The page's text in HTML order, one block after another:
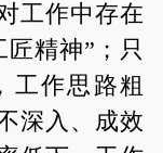
工作中存在
精神”；只
工作思路粗
深入、成效